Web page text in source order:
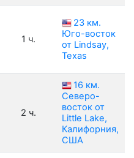
1 ч.
23 км.
Юго-восток
от Lindsay,
Texas
2 ч.
16 км.
Северо-
восток от
Little Lake,
Калифорния,
США